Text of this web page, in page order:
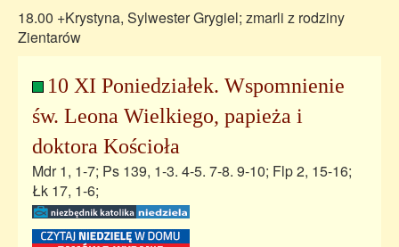
18.00 +Krystyna, Sylwester Grygiel; zmarli z rodziny
Zientarów
10 XI Poniedziałek. Wspomnienie
św. Leona Wielkiego, papieża i
doktora Kościoła
Mdr 1, 1-7; Ps 139, 1-3. 4-5. 7-8. 9-10; Flp 2, 15-16;
Łk 17, 1-6;